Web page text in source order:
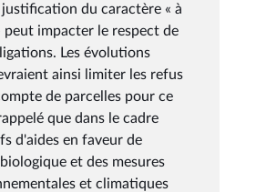
justification du caractère « à
peut impacter le respect de
Les évolutions
ainsi limiter les refus
de parcelles pour ce
que dans le cadre
d'aides en faveur de
et des mesures
et climatiques